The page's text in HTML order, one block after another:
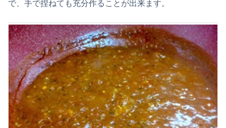
で、手で捏ねても充分作ることが出来ます。